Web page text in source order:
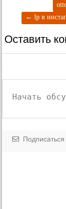
← lp в
Оставить